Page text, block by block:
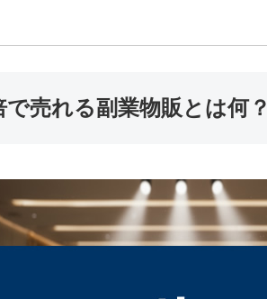
売れる副業物販とは何